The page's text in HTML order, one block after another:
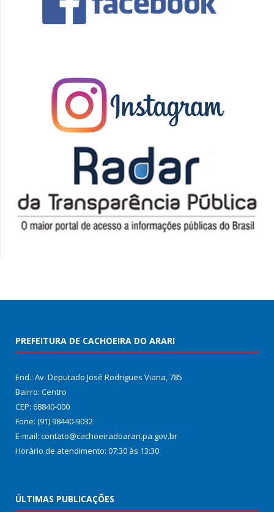
PREFEITURA DE CACHOEIRA DO ARARI
End.: Av. Deputado José Rodrigues Viana, 785
Bairro: Centro
CEP: 68840-000
Fone: (91) 98440-9032
E-mail: contato@cachoeiradoarari.pa.gov.br
Horário de atendimento: 07:30 às 13:30
ÚLTIMAS PUBLICAÇÕES